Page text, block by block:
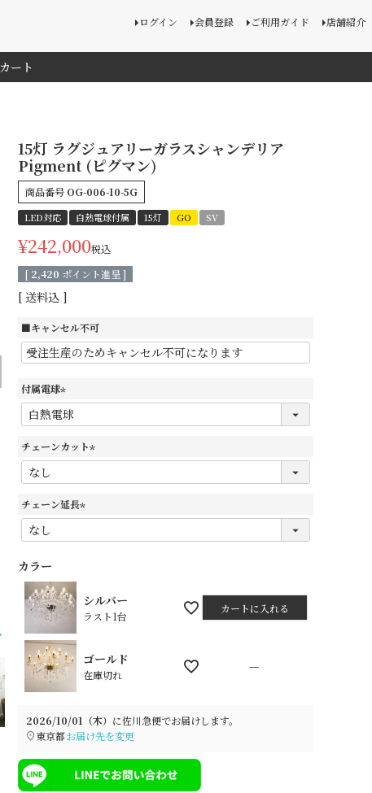
ログイン 会員登録 ご利用ガイド 店舗紹介
カート
15灯 ラグジュアリーガラスシャンデリア
Pigment (ピグマン)
商品番号 OG-006-10-5G
LED対応 白熱電球付属 15灯 GO SV
¥242,000税込
[ 2,420 ポイント進呈 ]
送料込
■キャンセル不可
付属電球
(
必
)
チェーンカット
(
チェーン延長
(
カラー
シルバー
ラスト1台
カートに入れる
ゴールド
在庫切れ
—
2026/10/01（木） に佐川急便でお届けします。
東京都お届け先を変更